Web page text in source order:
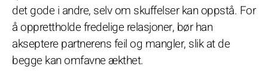
det gode i andre, selv om skuffelser kan oppstå. For
å opprettholde fredelige relasjoner, bør han
akseptere partnerens feil og mangler, slik at de
begge kan omfavne ækthet.